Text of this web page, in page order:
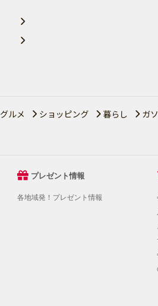
グルメ ショッピング 暮らし ガ
プレゼント情報
各地域発！プレゼント情報